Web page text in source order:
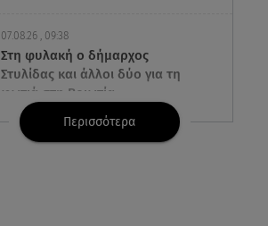
07.08.26 , 09:38
Στη φυλακή ο δήμαρχος
Στυλίδας και άλλοι δύο για τη
φωτιά στη Βοιωτία
07.08.26 , 09:29
Περισσότερα